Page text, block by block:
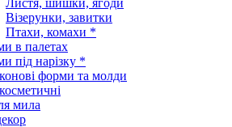
Візерунки, завитки
Птахи, комахи *
в палетах
під нарізку *
форми та молди
мила